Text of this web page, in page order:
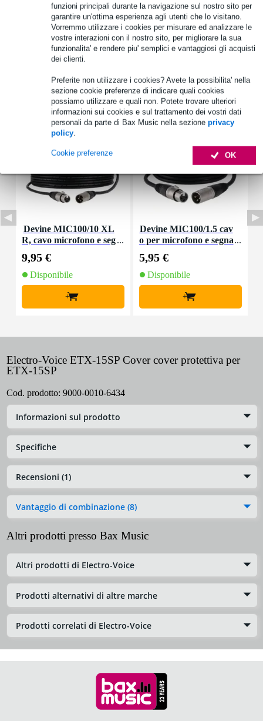
funzioni principali durante la navigazione sul nostro sito per
garantire un'ottima esperienza agli utenti che lo visitano.
Vorremmo utilizzare i cookies per misurare ed analizzare le
vostre interazioni con il nostro sito, per migliorare la sua
funzionalita' e rendere piu' semplici e vantaggiosi gli acquisti
dei clienti.
Preferite non utilizzare i cookies? Avete la possibilita' nella
sezione cookie preferenze di indicare quali cookies
possiamo utilizzare e quali non. Potete trovare ulteriori
informazioni sui cookies e sul trattamento dei vostri dati
personali da parte di Bax Music nella sezione privacy
policy.
OK
Cookie preferenze
copertura protettiva per il subwoofer ETX-15SP
Colore: nero con logo EV bianco
Accessori (6)
Devine MIC100/10 XL
R, cavo microfono e seg
9,95 €
Disponibile
+
Devine MIC100/1.5 cav
o per microfono e segna
5,95 €
Disponibile
+
Electro-Voice ETX-15SP Cover cover protettiva per
ETX-15SP
Cod. prodotto: 9000-0010-6434
Informazioni sul prodotto
Specifiche
Recensioni (1)
Vantaggio di combinazione (8)
Altri prodotti presso Bax Music
Altri prodotti di Electro-Voice
Prodotti alternativi di altre marche
Prodotti correlati di Electro-Voice